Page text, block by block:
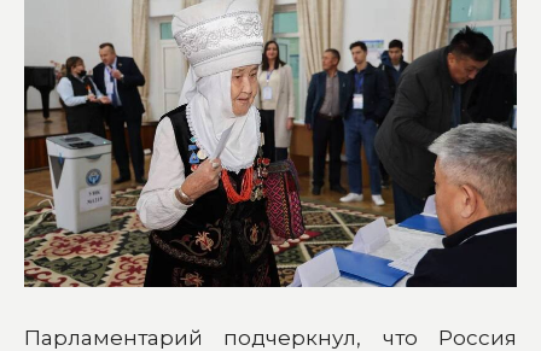
Парламентарий подчеркнул, что Россия